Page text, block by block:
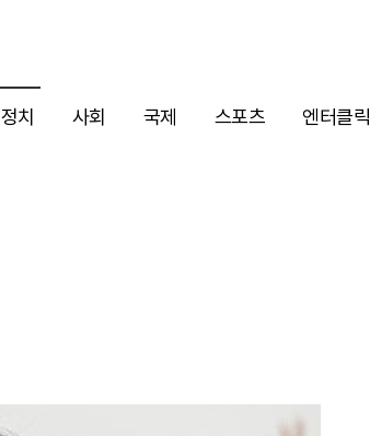
정치 사회 국제 스포츠 엔터클릭